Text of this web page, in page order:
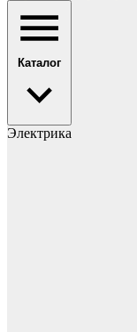
Каталог
Электрика